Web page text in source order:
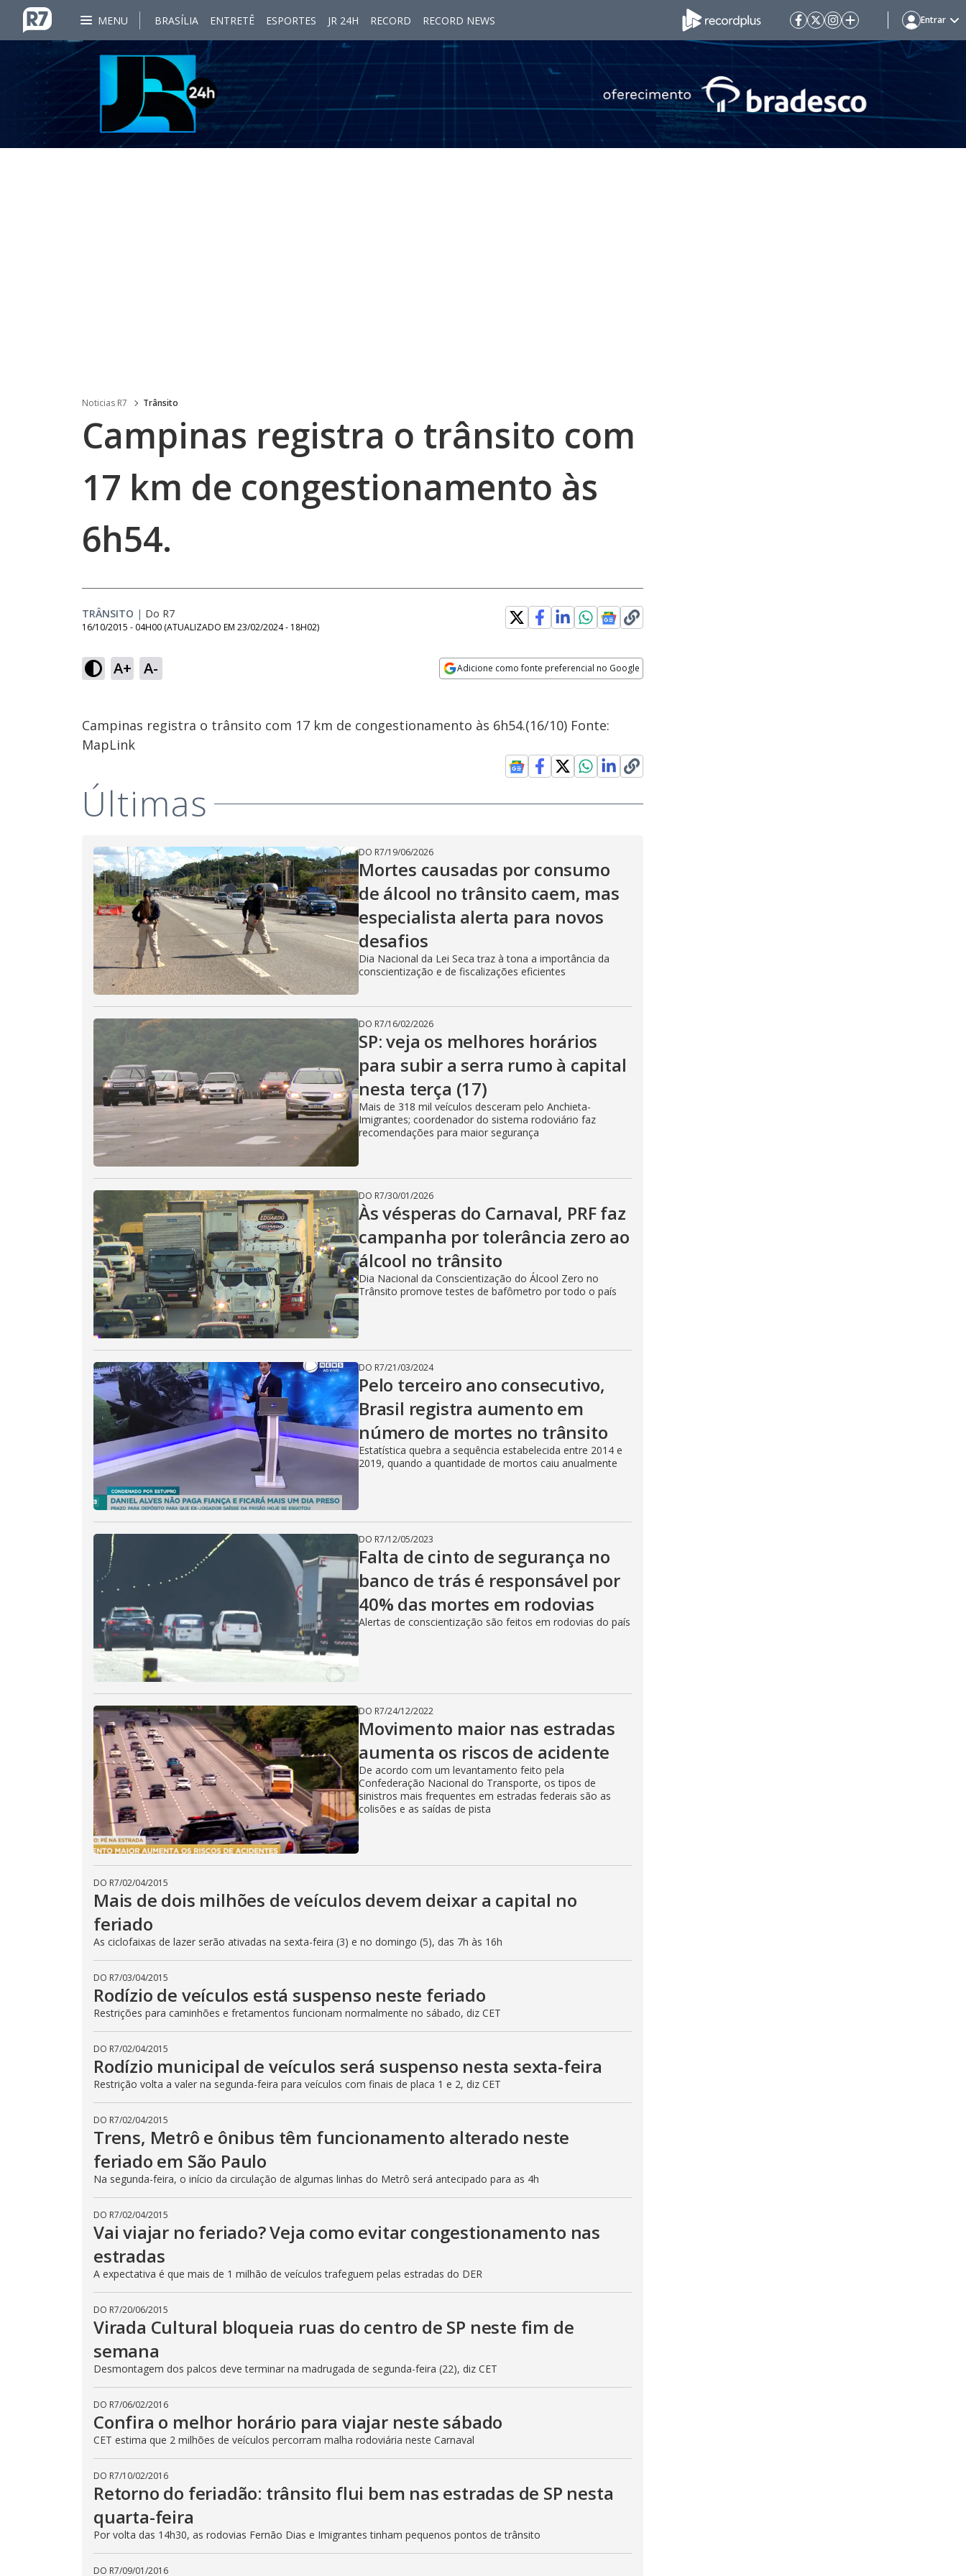
MENU BRASÍLIA ENTRETÊ ESPORTES JR 24H RECORD RECORD NEWS Entrar
Noticias R7 Trânsito
Campinas registra o trânsito com
17 km de congestionamento às
6h54.
TRÂNSITO | Do R7
16/10/2015 - 04H00 (ATUALIZADO EM 23/02/2024 - 18H02)
A+ A- Adicione como fonte preferencial no Google
Campinas registra o trânsito com 17 km de congestionamento às 6h54.(16/10) Fonte:
MapLink
Últimas
DO R7/19/06/2026
Mortes causadas por consumo
de álcool no trânsito caem, mas
especialista alerta para novos
desafios
Dia Nacional da Lei Seca traz à tona a importância da
conscientização e de fiscalizações eficientes
DO R7/16/02/2026
SP: veja os melhores horários
para subir a serra rumo à capital
nesta terça (17)
Mais de 318 mil veículos desceram pelo Anchieta-
Imigrantes; coordenador do sistema rodoviário faz
recomendações para maior segurança
DO R7/30/01/2026
Às vésperas do Carnaval, PRF faz
campanha por tolerância zero ao
álcool no trânsito
Dia Nacional da Conscientização do Álcool Zero no
Trânsito promove testes de bafômetro por todo o país
DO R7/21/03/2024
Pelo terceiro ano consecutivo,
Brasil registra aumento em
número de mortes no trânsito
Estatística quebra a sequência estabelecida entre 2014 e
2019, quando a quantidade de mortos caiu anualmente
DO R7/12/05/2023
Falta de cinto de segurança no
banco de trás é responsável por
40% das mortes em rodovias
Alertas de conscientização são feitos em rodovias do país
DO R7/24/12/2022
Movimento maior nas estradas
aumenta os riscos de acidente
De acordo com um levantamento feito pela
Confederação Nacional do Transporte, os tipos de
sinistros mais frequentes em estradas federais são as
colisões e as saídas de pista
DO R7/02/04/2015
Mais de dois milhões de veículos devem deixar a capital no
feriado
As ciclofaixas de lazer serão ativadas na sexta-feira (3) e no domingo (5), das 7h às 16h
DO R7/03/04/2015
Rodízio de veículos está suspenso neste feriado
Restrições para caminhões e fretamentos funcionam normalmente no sábado, diz CET
DO R7/02/04/2015
Rodízio municipal de veículos será suspenso nesta sexta-feira
Restrição volta a valer na segunda-feira para veículos com finais de placa 1 e 2, diz CET
DO R7/02/04/2015
Trens, Metrô e ônibus têm funcionamento alterado neste
feriado em São Paulo
Na segunda-feira, o início da circulação de algumas linhas do Metrô será antecipado para as 4h
DO R7/02/04/2015
Vai viajar no feriado? Veja como evitar congestionamento nas
estradas
A expectativa é que mais de 1 milhão de veículos trafeguem pelas estradas do DER
DO R7/20/06/2015
Virada Cultural bloqueia ruas do centro de SP neste fim de
semana
Desmontagem dos palcos deve terminar na madrugada de segunda-feira (22), diz CET
DO R7/06/02/2016
Confira o melhor horário para viajar neste sábado
CET estima que 2 milhões de veículos percorram malha rodoviária neste Carnaval
DO R7/10/02/2016
Retorno do feriadão: trânsito flui bem nas estradas de SP nesta
quarta-feira
Por volta das 14h30, as rodovias Fernão Dias e Imigrantes tinham pequenos pontos de trânsito
DO R7/09/01/2016